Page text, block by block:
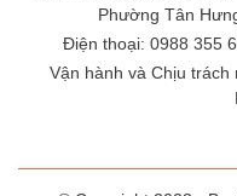
Phường Tân
Điện thoại: 0988 355
Vận hành và Chịu trách